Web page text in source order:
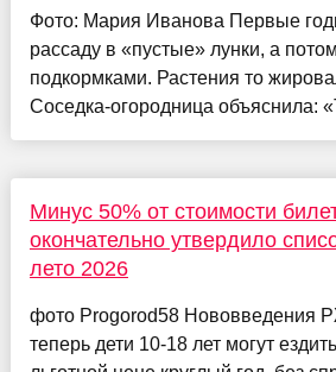
Фото: Мария Иванова Первые
рассаду в «пустые» лунки, а
подкормками. Растения то
Соседка-огородница объяснила:
Минус 50% от стоимости
окончательно утвердило
лето 2026
фото Progorod58 Нововведения
теперь дети 10-18 лет могут